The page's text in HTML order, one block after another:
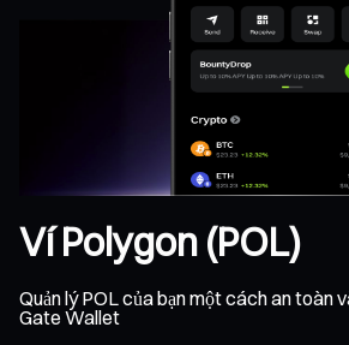
Ví Polygon (POL)
Quản lý POL của bạn một cách an toàn
Gate Wallet